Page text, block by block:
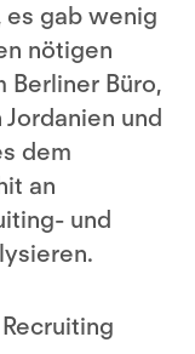
es gab wenig
nötigen
Berliner Büro,
und
dem
an
und